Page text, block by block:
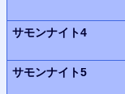
サモンナイト4
サモンナイト5